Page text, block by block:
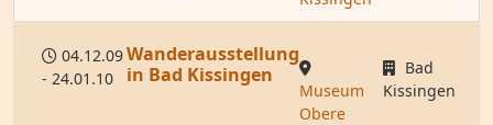
04.12.09
- 24.01.10
Wanderausstellung
in Bad Kissingen
Museum
Obere
Bad
Kissingen